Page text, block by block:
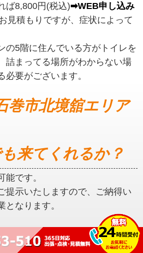
ば8,800円(税込)➡WEB申し込み
見積もりですが、症状によって
の5階に住んでいる方がトイレを
詰まってる場所がわからない場
必要がございます。
巻市北境舘エリア
来てくれるか？
能です。
提示いたしますので、ご納得い
となります。
巻市北境舘エリア